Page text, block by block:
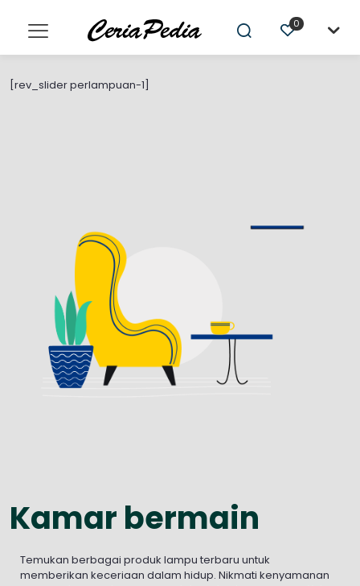
0
[rev_slider perlampuan-1]
Kamar bermain
Temukan berbagai produk lampu terbaru untuk
memberikan keceriaan dalam hidup. Nikmati kenyamanan